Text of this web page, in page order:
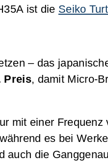
ist die Seiko
– das
Preis, damit Micro-
mit einer Frequenz
es bei
die